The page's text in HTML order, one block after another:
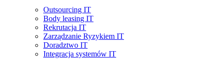
Outsourcing IT
Body leasing IT
Rekrutacja IT
Zarządzanie Ryzykiem IT
Doradztwo IT
Integracja systemów IT